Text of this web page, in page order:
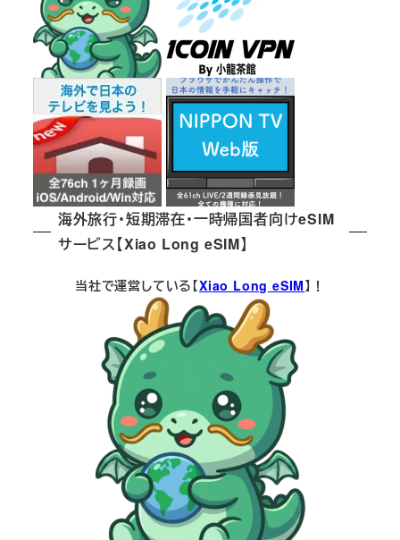
海外旅行・短期滞在・一時帰国者向けeSIM
サービス【Xiao Long eSIM】
当社で運営している【Xiao Long eSIM】！